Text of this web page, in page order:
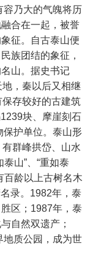
容乃大的气魄将历
合在一起，被誉
征。自古泰山便
族团结的象征，
山。据史书记
，秦以后又相继
存较好的古建筑
块、摩崖刻石
保护单位。泰山形
群峰拱岱、山水
山”、“重如泰
百龄以上古树名木
录。1982年，泰
区；1987年，泰
自然双遗产；
地质公园，成为世